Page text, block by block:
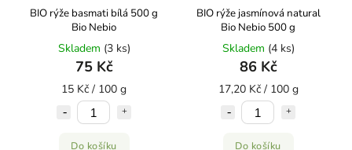
BIO rýže basmati bílá 500 g
Bio Nebio
Skladem (3 ks)
75 Kč
15 Kč / 100 g
Do košíku
BIO rýže jasmínová natural
Bio Nebio 500 g
Skladem (4 ks)
86 Kč
17,20 Kč / 100 g
Do košíku